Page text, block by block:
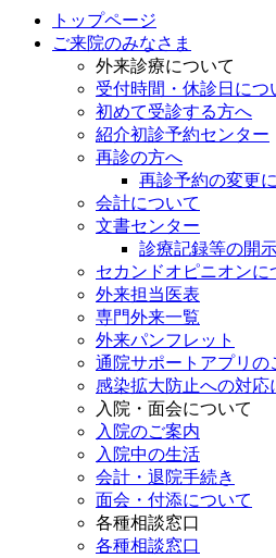
トップページ
ご来院のみなさま
外来診療について
受付時間・休診日につ
初めて受診する方へ
紹介初診予約センター
再診の方へ
再診予約の変更
会計について
文書センター
診療記録等の開
セカンドオピニオンに
外来担当医表
専門外来一覧
外来パンフレット
通院サポートアプリの
感染拡大防止への対応
入院・面会について
入院のご案内
入院中の生活
会計・退院手続き
面会・付添について
各種相談窓口
各種相談窓口